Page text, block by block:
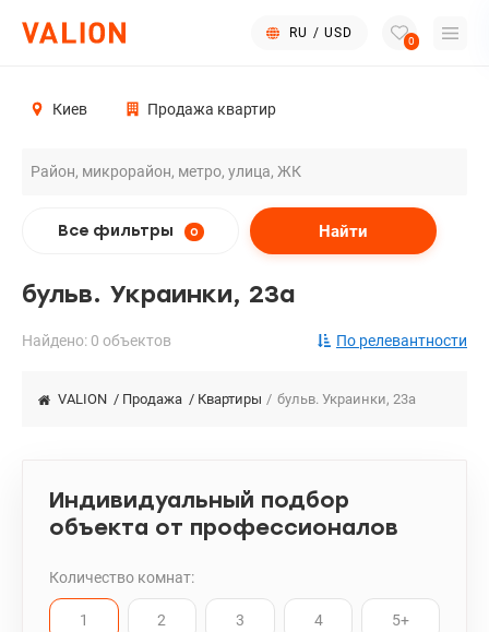
RU / USD
0
Киев Продажа квартир
Все фильтры 0 Найти
бульв. Украинки, 23а
Найдено: 0 объектов По релевантности
VALION / Продажа / Квартиры / бульв. Украинки, 23а
Индивидуальный подбор
объекта от профессионалов
Количество комнат:
1 2 3 4 5+